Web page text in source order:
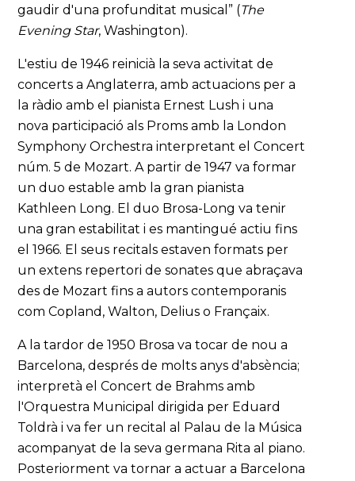
gaudir d'una profunditat musical” (The
Evening Star, Washington).
L'estiu de 1946 reinicià la seva activitat de
concerts a Anglaterra, amb actuacions per a
la ràdio amb el pianista Ernest Lush i una
nova participació als Proms amb la London
Symphony Orchestra interpretant el Concert
núm. 5 de Mozart. A partir de 1947 va formar
un duo estable amb la gran pianista
Kathleen Long. El duo Brosa-Long va tenir
una gran estabilitat i es mantingué actiu fins
el 1966. El seus recitals estaven formats per
un extens repertori de sonates que abraçava
des de Mozart fins a autors contemporanis
com Copland, Walton, Delius o Françaix.
A la tardor de 1950 Brosa va tocar de nou a
Barcelona, després de molts anys d'absència;
interpretà el Concert de Brahms amb
l'Orquestra Municipal dirigida per Eduard
Toldrà i va fer un recital al Palau de la Música
acompanyat de la seva germana Rita al piano.
Posteriorment va tornar a actuar a Barcelona